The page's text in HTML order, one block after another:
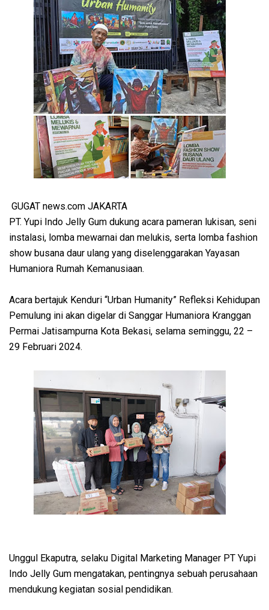
GUGAT news.com JAKARTA
PT. Yupi Indo Jelly Gum dukung acara pameran lukisan, seni
instalasi, lomba mewarnai dan melukis, serta lomba fashion
show busana daur ulang yang diselenggarakan Yayasan
Humaniora Rumah Kemanusiaan.
Acara bertajuk Kenduri “Urban Humanity” Refleksi Kehidupan
Pemulung ini akan digelar di Sanggar Humaniora Kranggan
Permai Jatisampurna Kota Bekasi, selama seminggu, 22 –
29 Februari 2024.
Unggul Ekaputra, selaku Digital Marketing Manager PT Yupi
Indo Jelly Gum mengatakan, pentingnya sebuah perusahaan
mendukung kegiatan sosial pendidikan.